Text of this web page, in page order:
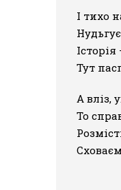
І тихо
Тут
А вліз,
То